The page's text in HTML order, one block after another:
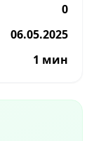
0
06.05.2025
1 мин